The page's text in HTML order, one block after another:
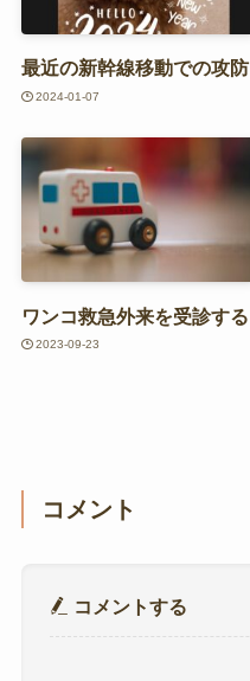
最近の新幹線移動での攻防
2024-01-07
ワンコ救急外来を受診する
2023-09-23
コメント
コメントする